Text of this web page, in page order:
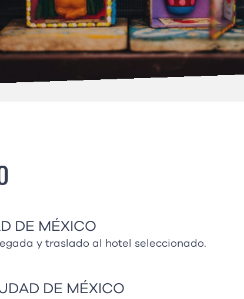
DE MÉXICO
y traslado al hotel seleccionado.
DE MÉXICO